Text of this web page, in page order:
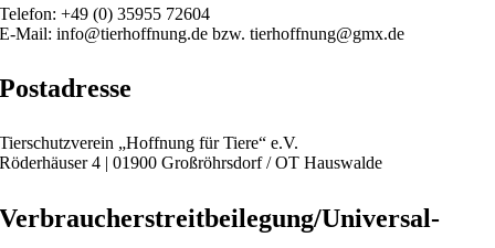
Telefon: +49 (0) 35955 72604
E-Mail: info@tierhoffnung.de bzw. tierhoffnung@gmx.de
Postadresse
Tierschutzverein „Hoffnung für Tiere“ e.V.
Röderhäuser 4 | 01900 Großröhrsdorf / OT Hauswalde
Verbraucher­streit­beilegung/Universal­